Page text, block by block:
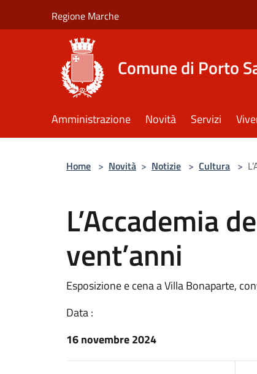
Regione Marche
Comune di Porto
Amministrazione Novità Servizi
Home > Novità > Notizie > Cultura >
L’Accademia
vent’anni
Esposizione e cena a Villa Bonaparte,
Data :
16 novembre 2024